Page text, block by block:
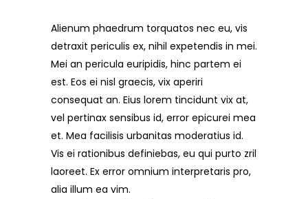
Alienum phaedrum torquatos nec eu, vis
detraxit periculis ex, nihil expetendis in mei.
Mei an pericula euripidis, hinc partem ei
est. Eos ei nisl graecis, vix aperiri
consequat an. Eius lorem tincidunt vix at,
vel pertinax sensibus id, error epicurei mea
et. Mea facilisis urbanitas moderatius id.
Vis ei rationibus definiebas, eu qui purto zril
laoreet. Ex error omnium interpretaris pro,
alia illum ea vim.